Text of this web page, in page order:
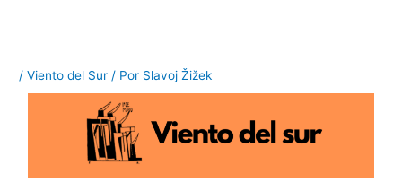
/Viento del Sur / Por Slavoj Žižek